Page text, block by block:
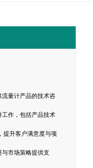
量计产品的技术咨
作，包括产品技术
提升客户满意度与项
市场策略提供支